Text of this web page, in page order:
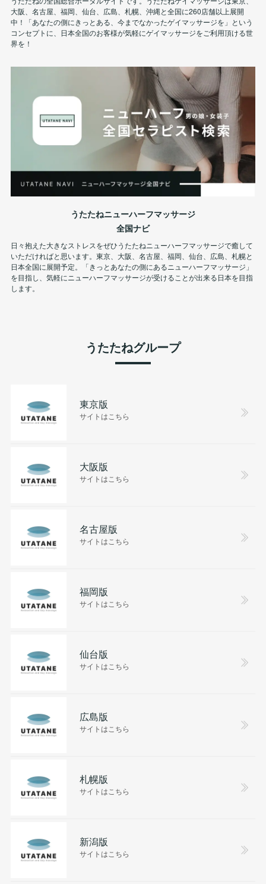
大阪、名古屋、福岡、仙台、広島、札幌、沖縄と全国に260店舗以上展開
中！「あなたの側にきっとある、今までなかったゲイマッサージを」という
コンセプトに、日本全国のお客様が気軽にゲイマッサージをご利用頂ける世
界を！
うたたねニューハーフマッサージ
全国ナビ
日々抱えた大きなストレスをぜひうたたねニューハーフマッサージで癒して
いただければと思います。東京、大阪、名古屋、福岡、仙台、広島、札幌と
日本全国に展開予定。「きっとあなたの側にあるニューハーフマッサージ」
を目指し、気軽にニューハーフマッサージが受けることが出来る日本を目指
します。
うたたねグループ
東京版
サイトはこちら
大阪版
サイトはこちら
名古屋版
サイトはこちら
福岡版
サイトはこちら
仙台版
サイトはこちら
広島版
サイトはこちら
札幌版
サイトはこちら
新潟版
サイトはこちら